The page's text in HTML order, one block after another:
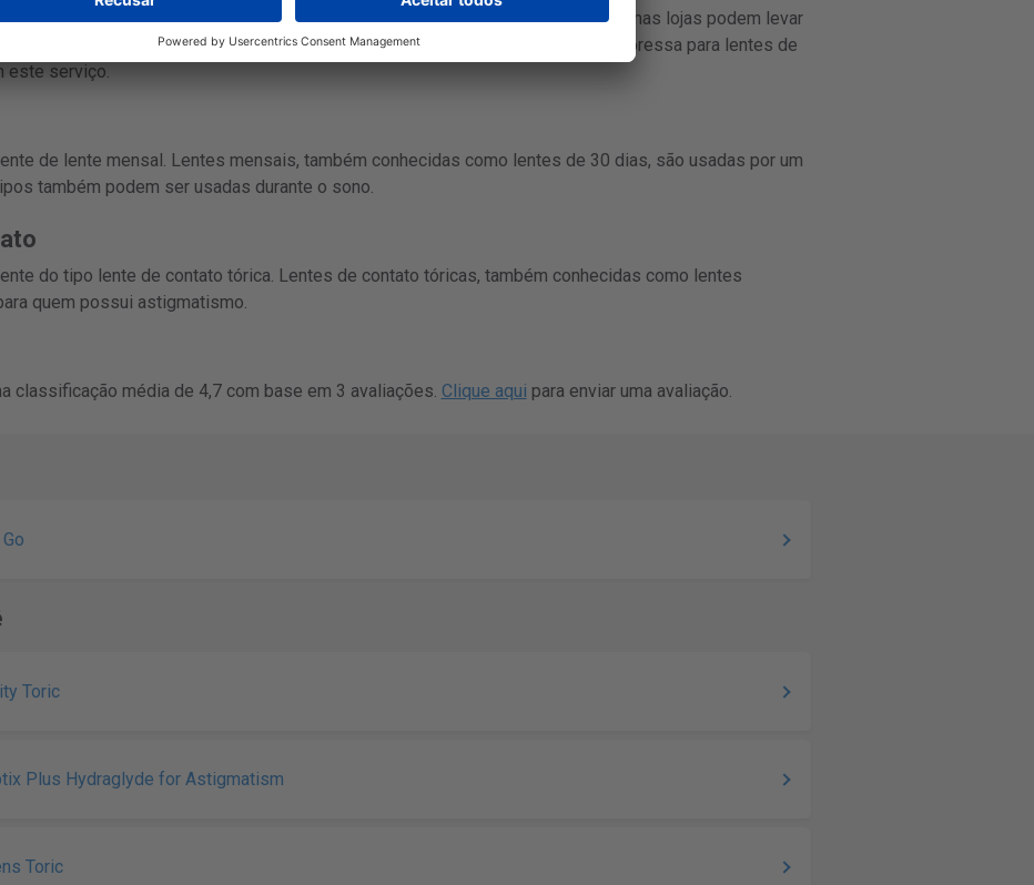
enviam para Brasil. O tempo típico de entrega é de 1-3 dias, enquanto algumas lojas podem levar
entrega pode ser encontrado no site da loja. Se você precisa de uma entrega expressa para lentes de
este serviço.
de lente mensal. Lentes mensais, também conhecidas como lentes de 30 dias, são usadas por um
também podem ser usadas durante o sono.
do tipo lente de contato tórica. Lentes de contato tóricas, também conhecidas como lentes
quem possui astigmatismo.
classificação média de 4,7 com base em 3 avaliações. Clique aqui para enviar uma avaliação.
Toric
Plus Hydraglyde for Astigmatism
Toric